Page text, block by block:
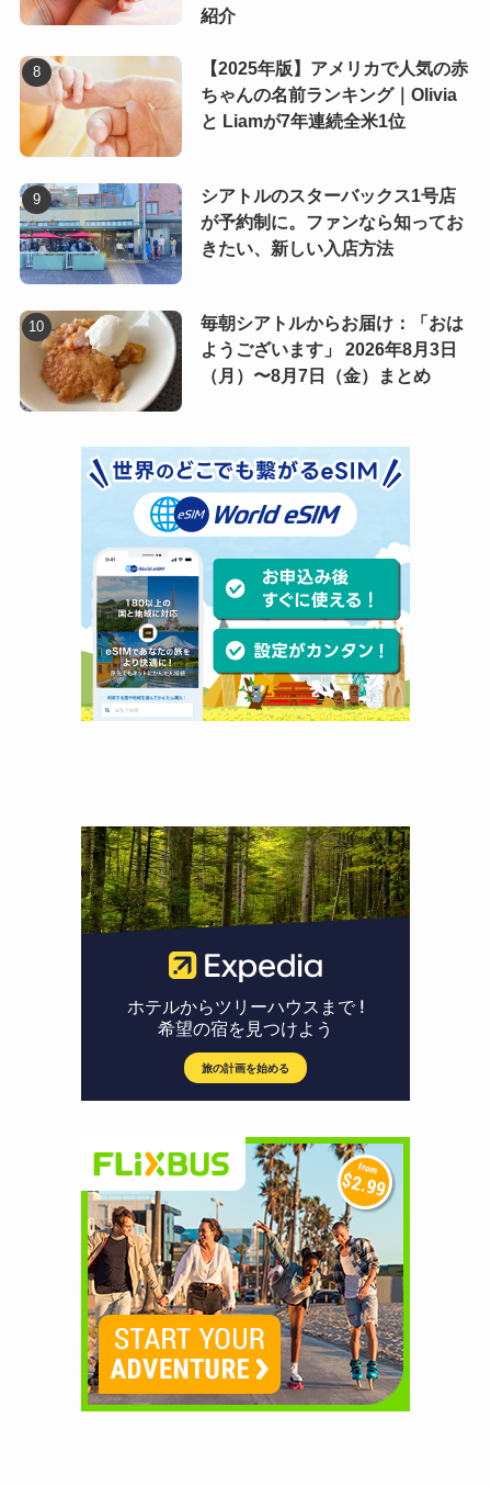
紹介
【2025年版】アメリカで人気の赤
ちゃんの名前ランキング｜Olivia
と Liamが7年連続全米1位
シアトルのスターバックス1号店
が予約制に。ファンなら知ってお
きたい、新しい入店方法
毎朝シアトルからお届け：「おは
ようございます」 2026年8月3日
（月）〜8月7日（金）まとめ